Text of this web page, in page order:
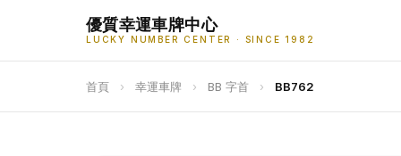
優質幸運車牌中心
LUCKY NUMBER CENTER · SINCE 1982
首頁 › 幸運車牌 › BB 字首 › BB762